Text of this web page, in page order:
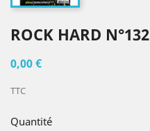
ROCK HARD N°132
0,00 €
TTC
Quantité